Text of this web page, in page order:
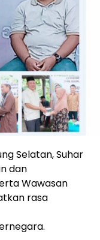
Selatan, Suhar
dan
Wawasan
rasa